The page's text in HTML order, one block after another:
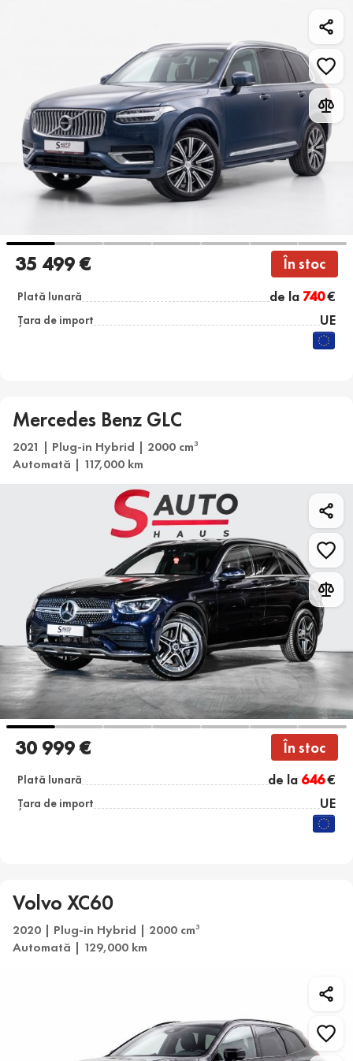
35 499 € În stoc
Plată lunară de la 740€
Țara de import UE
Mercedes Benz GLC
2021 | Plug-in Hybrid | 2000 cm3
Automată | 117,000 km
30 999 € În stoc
Plată lunară de la 646€
Țara de import UE
Volvo XC60
2020 | Plug-in Hybrid | 2000 cm3
Automată | 129,000 km